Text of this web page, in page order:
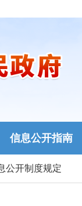
信息公开指南
公开制度规定